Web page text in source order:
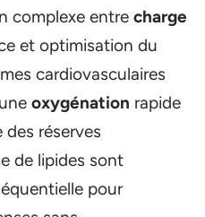
complexe entre charge
et optimisation du
cardiovasculaires
oxygénation rapide
réserves
de lipides sont
pour